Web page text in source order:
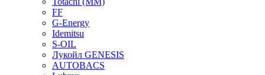
FF
G-Energy
Idemitsu
S-OIL
Лукойл GENESIS
AUTOBACS